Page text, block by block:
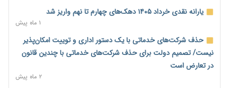
اختیارات جدید گمرکات برای تمدید ورود موقت کالا و خودرو تا
پایان شهریور ابلاغ شد
۱ روز پیش
یارانه نقدی خرداد ۱۴۰۵ دهک‌های چهارم تا نهم واریز شد
۱ ماه پیش
حذف شرکت‌های خدماتی با یک دستور اداری و توییت امکان‌پذیر
نیست/ تصمیم دولت برای حذف شرکت‌های خدماتی با چندین قانون
در تعارض است
۲ ماه پیش